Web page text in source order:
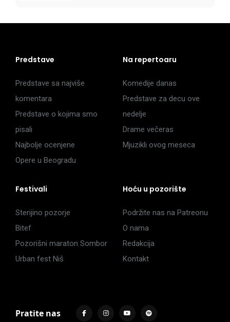
Predstave
Predstave sa najviše
komentara
Predstave o kojima smo
pisali
Najbolje ocenjene
Opere u Beogradu
Na repertoaru
Komedije danas
Predstave za decu ove
nedelje
Drame večeras
Mjuzikli ovog meseca
Festivali
Sterijino pozorje
Bitef
Pozorišni maraton Sombor
Urban fest Niš
Hoću u pozorište
Podržite nas na Patreonu
O nama
Redakcija
Kontakt
Pratite nas